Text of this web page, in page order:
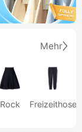
Mehr
Rock Freizeithose